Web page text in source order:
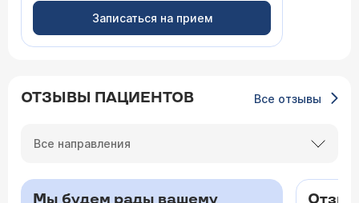
Записаться на прием
ОТЗЫВЫ ПАЦИЕНТОВ Все отзывы
Все направления
Мы будем рады вашему